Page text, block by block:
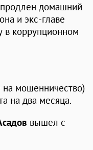
домашний
и экс-главе
в коррупционном
на мошенничество)
на два месяца.
вышел с